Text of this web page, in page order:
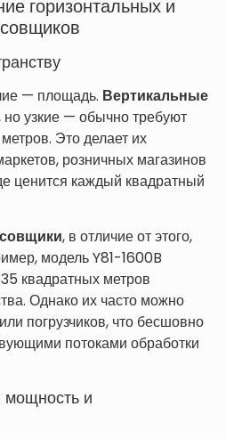
горизонтальных и
— площадь. Вертикальные
но узкие — обычно требуют
Это делает их
розничных магазинов
ценится каждый квадратный
, в отличие от этого,
модель Y81-1600B
квадратных метров
Однако их часто можно
погрузчиков, что бесшовно
потоками обработки
мощность и